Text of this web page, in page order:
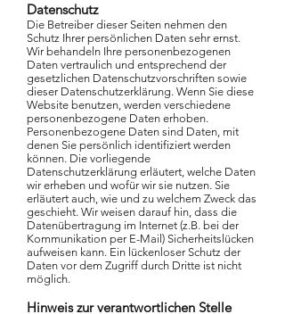
Datenschutz
Die Betreiber dieser Seiten nehmen den
Schutz Ihrer persönlichen Daten sehr ernst.
Wir behandeln Ihre personenbezogenen
Daten vertraulich und entsprechend der
gesetzlichen Datenschutzvorschriften sowie
dieser Datenschutzerklärung. Wenn Sie diese
Website benutzen, werden verschiedene
personenbezogene Daten erhoben.
Personenbezogene Daten sind Daten, mit
denen Sie persönlich identifiziert werden
können. Die vorliegende
Datenschutzerklärung erläutert, welche Daten
wir erheben und wofür wir sie nutzen. Sie
erläutert auch, wie und zu welchem Zweck das
geschieht. Wir weisen darauf hin, dass die
Datenübertragung im Internet (z.B. bei der
Kommunikation per E-Mail) Sicherheitslücken
aufweisen kann. Ein lückenloser Schutz der
Daten vor dem Zugriff durch Dritte ist nicht
möglich.
Hinweis zur verantwortlichen Stelle